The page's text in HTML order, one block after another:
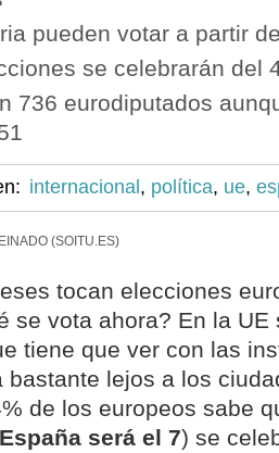
pueden votar a partir
se celebrarán del
736 eurodiputados
internacional , política, ue,
(SOITU.ES)
tocan elecciones
se vota ahora? En la
tiene que ver con las
bastante lejos a los
de los europeos sabe
será el 7) se